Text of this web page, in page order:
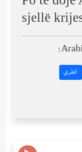
sjellë
الطبري